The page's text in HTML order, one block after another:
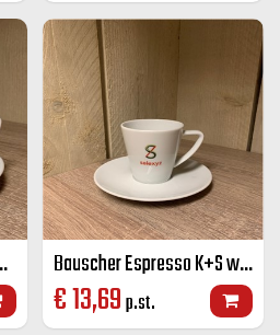
20cl wit Bauscher Espresso K+S wit 8 cl
€13,69p.st.